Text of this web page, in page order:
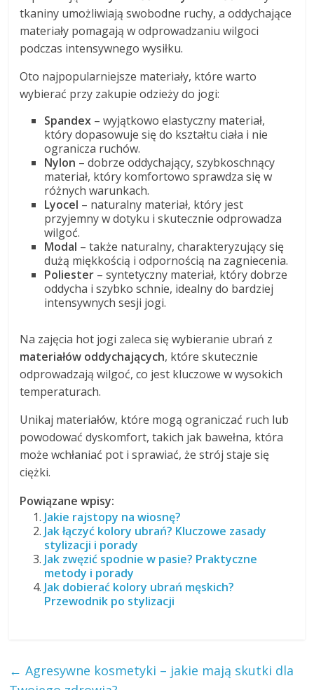
tkaniny umożliwiają swobodne ruchy, a oddychające
materiały pomagają w odprowadzaniu wilgoci
podczas intensywnego wysiłku.
Oto najpopularniejsze materiały, które warto
wybierać przy zakupie odzieży do jogi:
Spandex – wyjątkowo elastyczny materiał,
który dopasowuje się do kształtu ciała i nie
ogranicza ruchów.
Nylon – dobrze oddychający, szybkoschnący
materiał, który komfortowo sprawdza się w
różnych warunkach.
Lyocel – naturalny materiał, który jest
przyjemny w dotyku i skutecznie odprowadza
wilgoć.
Modal – także naturalny, charakteryzujący się
dużą miękkością i odpornością na zagniecenia.
Poliester – syntetyczny materiał, który dobrze
oddycha i szybko schnie, idealny do bardziej
intensywnych sesji jogi.
Na zajęcia hot jogi zaleca się wybieranie ubrań z
materiałów oddychających, które skutecznie
odprowadzają wilgoć, co jest kluczowe w wysokich
temperaturach.
Unikaj materiałów, które mogą ograniczać ruch lub
powodować dyskomfort, takich jak bawełna, która
może wchłaniać pot i sprawiać, że strój staje się
ciężki.
Powiązane wpisy:
Jakie rajstopy na wiosnę?
Jak łączyć kolory ubrań? Kluczowe zasady
stylizacji i porady
Jak zwęzić spodnie w pasie? Praktyczne
metody i porady
Jak dobierać kolory ubrań męskich?
Przewodnik po stylizacji
← Agresywne kosmetyki – jakie mają skutki dla